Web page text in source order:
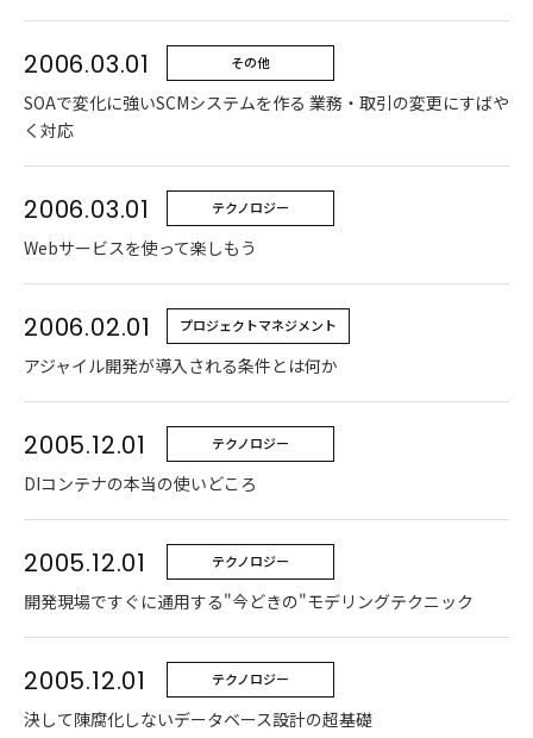
2006.03.01 その他
SOAで変化に強いSCMシステムを作る 業務・取引の変更にすばや
く対応
2006.03.01 テクノロジー
Webサービスを使って楽しもう
2006.02.01 プロジェクトマネジメント
アジャイル開発が導入される条件とは何か
2005.12.01 テクノロジー
DIコンテナの本当の使いどころ
2005.12.01 テクノロジー
開発現場ですぐに通用する"今どきの"モデリングテクニック
2005.12.01 テクノロジー
決して陳腐化しないデータベース設計の超基礎